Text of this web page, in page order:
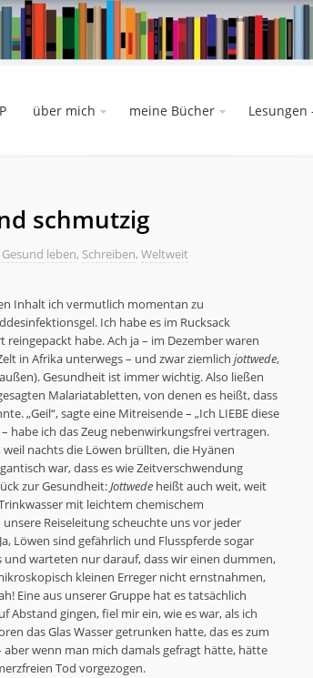
über mich meine Bücher Lesungen
schmutzig
Gesund leben, Schreiben, Weltweit
Inhalt ich vermutlich momentan zu
Ich habe es im Rucksack
habe. Ach ja – im Dezember waren
in Afrika unterwegs – und zwar ziemlich jottwede,
Gesundheit ist immer wichtig. Also ließen
Malariatabletten, von denen es heißt, dass
„Geil“, sagte eine Mitreisende – „Ich LIEBE diese
habe ich das Zeug nebenwirkungsfrei vertragen.
nachts die Löwen brüllten, die Hyänen
war, dass es wie Zeitverschwendung
zur Gesundheit:Jottwede heißt auch weit, weit
mit leichtem chemischem
Reiseleitung scheuchte uns vor jeder
Löwen sind gefährlich und Flusspferde sogar
warteten nur darauf, dass wir einen dummen,
kleinen Erreger nicht ernstnahmen,
Eine aus unserer Gruppe hat es tatsächlich
gingen, fiel mir ein, wie es war, als ich
das Glas Wasser getrunken hatte, das es zum
aber wenn man mich damals gefragt hätte, hätte
Tod vorgezogen.